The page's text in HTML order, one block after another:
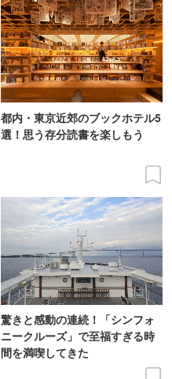
都内・東京近郊のブックホテル5
選！思う存分読書を楽しもう
驚きと感動の連続！「シンフォ
ニークルーズ」で至福すぎる時
間を満喫してきた